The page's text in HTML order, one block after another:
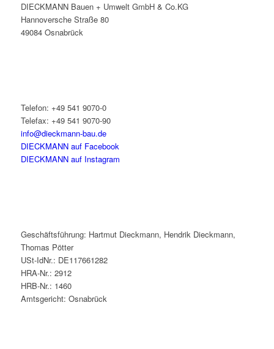
DIECKMANN Bauen + Umwelt GmbH & Co.KG
Hannoversche Straße 80
49084 Osnabrück
Telefon: +49 541 9070-0
Telefax: +49 541 9070-90
info@dieckmann-bau.de
DIECKMANN auf Facebook
DIECKMANN auf Instagram
Geschäftsführung: Hartmut Dieckmann, Hendrik Dieckmann,
Thomas Pötter
USt-IdNr.: DE117661282
HRA-Nr.: 2912
HRB-Nr.: 1460
Amtsgericht: Osnabrück